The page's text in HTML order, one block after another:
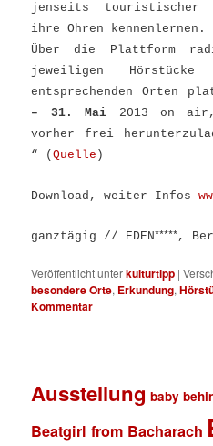
jenseits touristischer
ihre Ohren kennenlernen.
Über die Plattform
jeweiligen
entsprechenden Orten
– 31. Mai 2013 on
vorher frei
“ (Quelle )
Download, weiter Infos
ganztägig // EDEN*****,
Veröffentlicht unterkulturtipp |
besondere Orte, Erkundung,
Kommentar
———————————–
Ausstellung baby
Beatgirl from Bacharach